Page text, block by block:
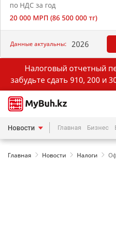
по НДС за год
20 000 МРП (86 500 000 тг)
Данные актуальны: 2026
Налоговый отчетный
забудьте сдать 910, 200 и
Новости Главная Бизнес
Главная Новости Налоги